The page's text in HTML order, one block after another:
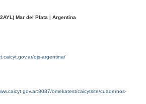
) Mar del Plata | Argentina
ojs-argentina/
omekatest/caicytsite/cuadernos-